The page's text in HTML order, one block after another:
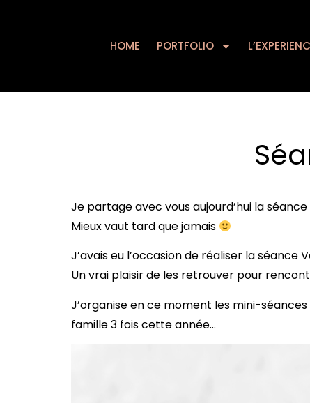
HOME PORTFOLIO
Je partage avec vous aujourd’hui la
Mieux vaut tard que jamais
J’avais eu l’occasion de réaliser la
Un vrai plaisir de les retrouver pour
J’organise en ce moment les mini-
famille 3 fois cette année…